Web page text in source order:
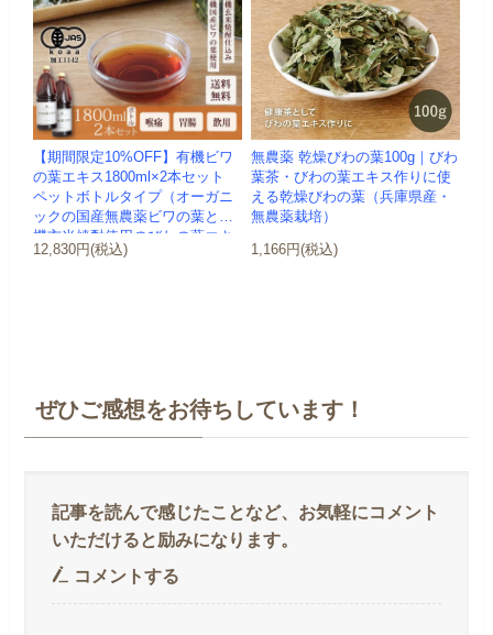
【期間限定10%OFF】有機ビワ
の葉エキス1800ml×2本セット
ペットボトルタイプ（オーガニ
ックの国産無農薬ビワの葉と有
機玄米焼酎使用のびわの葉エキ
ス...
12,830円(税込)
無農薬 乾燥びわの葉100g｜びわ
葉茶・びわの葉エキス作りに使
える乾燥びわの葉（兵庫県産・
無農薬栽培）
1,166円(税込)
ぜひご感想をお待ちしています！
コメントする